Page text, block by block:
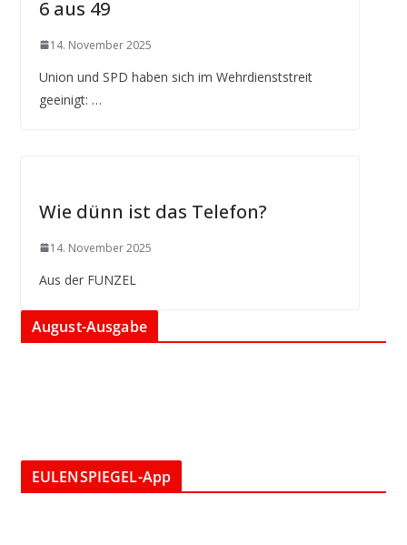
6 aus 49
14. November 2025
Union und SPD haben sich im Wehrdienststreit
geeinigt: …
Wie dünn ist das Telefon?
14. November 2025
Aus der FUNZEL
August-Ausgabe
EULENSPIEGEL-App